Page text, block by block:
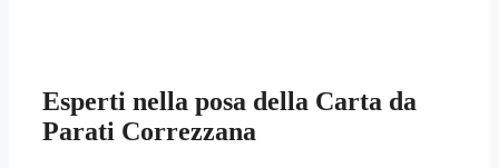
Esperti nella posa della Carta da
Parati Correzzana